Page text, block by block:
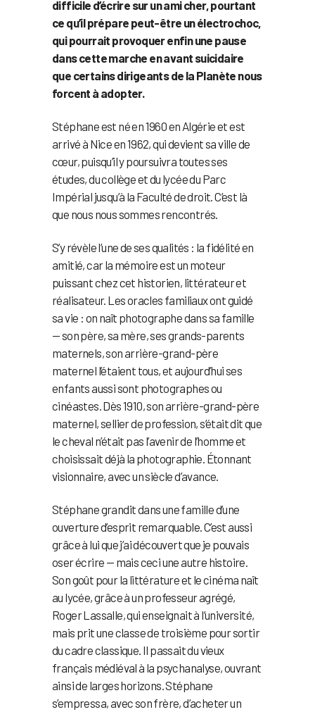
difficile d’écrire sur un ami cher, pourtant
ce qu’il prépare peut-être un électrochoc,
qui pourrait provoquer enfin une pause
dans cette marche en avant suicidaire
que certains dirigeants de la Planète nous
forcent à adopter.
Stéphane est né en 1960 en Algérie et est
arrivé à Nice en 1962, qui devient sa ville de
cœur, puisqu’il y poursuivra toutes ses
études, du collège et du lycée du Parc
Impérial jusqu’à la Faculté de droit. C’est là
que nous nous sommes rencontrés.
S’y révèle l’une de ses qualités : la fidélité en
amitié, car la mémoire est un moteur
puissant chez cet historien, littérateur et
réalisateur. Les oracles familiaux ont guidé
sa vie : on naît photographe dans sa famille
— son père, sa mère, ses grands-parents
maternels, son arrière-grand-père
maternel l’étaient tous, et aujourd’hui ses
enfants aussi sont photographes ou
cinéastes. Dès 1910, son arrière-grand-père
maternel, sellier de profession, s’était dit que
le cheval n’était pas l’avenir de l’homme et
choisissait déjà la photographie. Étonnant
visionnaire, avec un siècle d’avance.
Stéphane grandit dans une famille d’une
ouverture d’esprit remarquable. C’est aussi
grâce à lui que j’ai découvert que je pouvais
oser écrire — mais ceci une autre histoire.
Son goût pour la littérature et le cinéma naît
au lycée, grâce à un professeur agrégé,
Roger Lassalle, qui enseignait à l’université,
mais prit une classe de troisième pour sortir
du cadre classique. Il passait du vieux
français médiéval à la psychanalyse, ouvrant
ainsi de larges horizons. Stéphane
s’empressa, avec son frère, d’acheter un